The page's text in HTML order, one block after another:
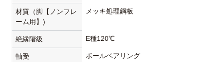
材質（脚【ノンフレ
ーム用】)
メッキ処理鋼板
絶縁階級 E種120℃
軸受 ボールベアリング